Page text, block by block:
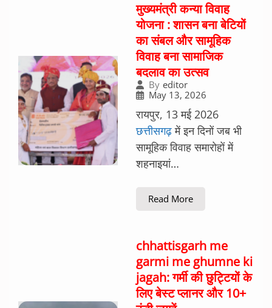
मुख्यमंत्री कन्या विवाह
योजना : शासन बना बेटियों
का संबल और सामूहिक
विवाह बना सामाजिक
बदलाव का उत्सव
By editor
May 13, 2026
रायपुर, 13 मई 2026
छत्तीसगढ़में इन दिनों जब भी
सामूहिक विवाह समारोहों में
शहनाइयां…
Read More
chhattisgarh me
garmi me ghumne ki
jagah: गर्मी की छुट्टियों के
लिए बेस्ट प्लानर और 10+